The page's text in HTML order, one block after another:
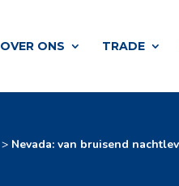
OVER ONS TRADE
> Nevada: van bruisend